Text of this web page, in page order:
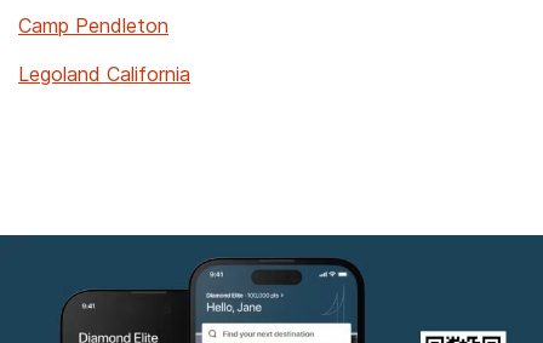
Camp Pendleton
Legoland California